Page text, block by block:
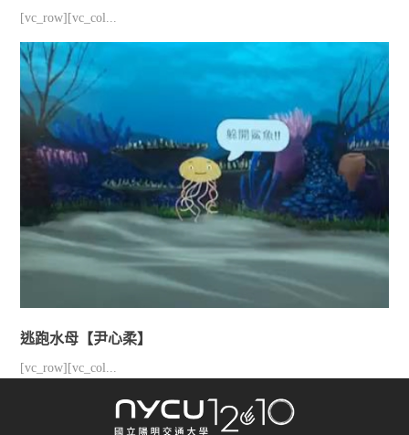
[vc_row][vc_col...
逃跑水母【尹心柔】
[vc_row][vc_col...